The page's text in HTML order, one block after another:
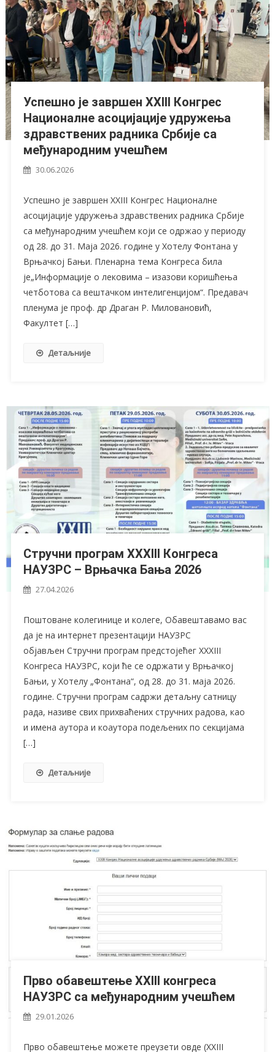
Успешно је завршен XXIII Конгрес
Националне асоцијације удружења
здравствених радника Србије са
међународним учешћем
30.06.2026
Успешно је завршен XXIII Конгрес Националне
асоцијације удружења здравствених радника Србије
са међународним учешћем који се одржао у периоду
од 28. до 31. Маја 2026. године у Хотелу Фонтана у
Врњачкој Бањи. Пленарна тема Конгреса била
је„Информације о лековима – изазови коришћења
четботова са вештачком интелигенцијом“. Предавач
пленума је проф. др Драган Р. Миловановић,
Факултет […]
Детаљније
Стручни програм XXXIII Конгреса
НАУЗРС – Врњачка Бања 2026
27.04.2026
Поштоване колегинице и колеге, Обавештавамо вас
да је на интернет презентацији НАУЗРС
објављен Стручни програм предстојећег XXXIII
Конгреса НАУЗРС, који ће се одржати у Врњачкој
Бањи, у Хотелу „Фонтана“, од 28. до 31. маја 2026.
године. Стручни програм садржи детаљну сатницу
рада, називе свих прихваћених стручних радова, као
и имена аутора и коаутора подељених по секцијама
[…]
Детаљније
Прво обавештење XXIII конгреса
НАУЗРС са међународним учешћем
29.01.2026
Прво обавештење можете преузети овде (XXIII